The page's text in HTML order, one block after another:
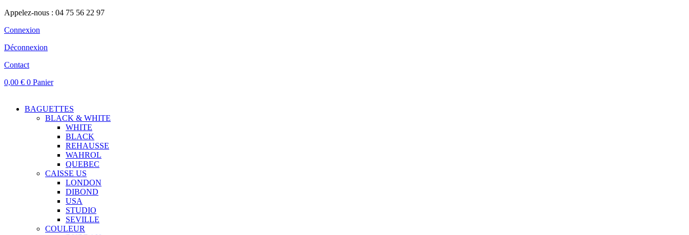
Appelez-nous : 04 75 56 22 97
Connexion
Déconnexion
Contact
0,00 € 0 Panier
BAGUETTES
BLACK & WHITE
WHITE
BLACK
REHAUSSE
WAHROL
QUEBEC
CAISSE US
LONDON
DIBOND
USA
STUDIO
SEVILLE
COULEUR